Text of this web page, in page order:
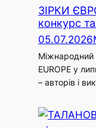
ЗІРКИ
конкурс
05.07.2026
Міжнародний
EUROPE у
– авторів і